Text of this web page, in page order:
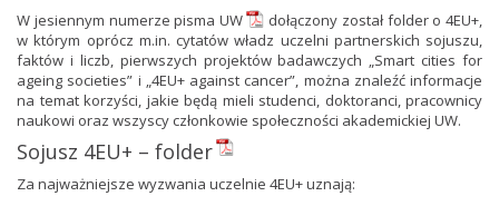
W jesiennym numerze pisma UW
dołączony został folder o 4EU+,
w którym oprócz m.in. cytatów władz uczelni partnerskich sojuszu,
faktów i liczb, pierwszych projektów badawczych „Smart cities for
ageing societies” i „4EU+ against cancer”, można znaleźć informacje
na temat korzyści, jakie będą mieli studenci, doktoranci, pracownicy
naukowi oraz wszyscy członkowie społeczności akademickiej UW.
Sojusz 4EU+ – folder
Za najważniejsze wyzwania uczelnie 4EU+ uznają: